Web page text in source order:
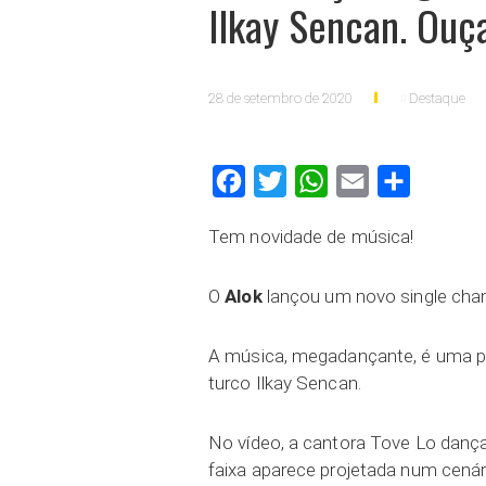
Ilkay Sencan.
28 de setembro de 2020 Destaque
FacebookTwitter WhatsAppEmail
Tem novidade de música!
OAloklançou um novo single
A música, megadançante, é uma
turco Ilkay Sencan.
No vídeo, a cantora Tove Lo
faixa aparece projetada num